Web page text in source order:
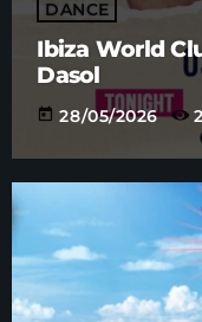
DANCE
Ibiza World
Dasol
today 28/05/2026